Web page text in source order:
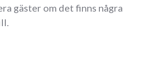
gäster om det finns några